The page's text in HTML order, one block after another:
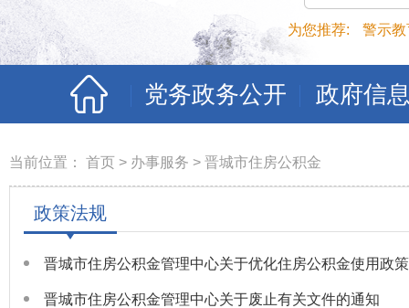
为您推荐: 警示教
党务政务公开 政府信
当前位置： 首页 > 办事服务 > 晋城市住房公积金
政策法规
晋城市住房公积金管理中心关于优化住房公积金使用政
晋城市住房公积金管理中心关于废止有关文件的通知